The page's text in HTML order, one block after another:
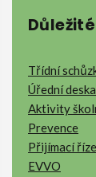
Třídní
Úřední
Aktivity
Prevence
Přijímací
EVVO